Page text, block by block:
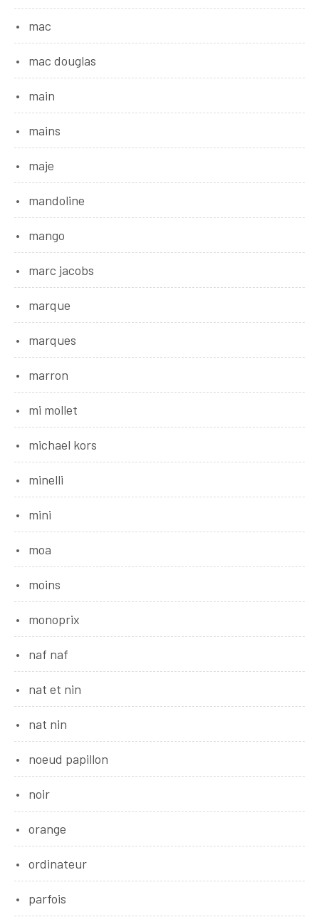
mac
mac douglas
main
mains
maje
mandoline
mango
marc jacobs
marque
marques
marron
mi mollet
michael kors
minelli
mini
moa
moins
monoprix
naf naf
nat et nin
nat nin
noeud papillon
noir
orange
ordinateur
parfois